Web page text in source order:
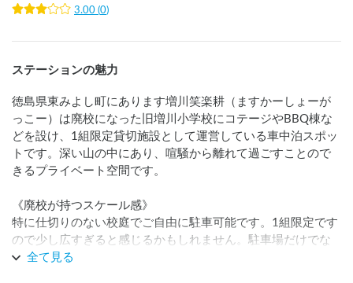
3.00 (0)
ステーションの魅力
徳島県東みよし町にあります増川笑楽耕（ますかーしょーが
っこー）は廃校になった旧増川小学校にコテージやBBQ棟な
どを設け、1組限定貸切施設として運営している車中泊スポッ
トです。深い山の中にあり、喧騒から離れて過ごすことので
きるプライベート空間です。
《廃校が持つスケール感》
特に仕切りのない校庭でご自由に駐車可能です。1組限定です
ので少し広すぎると感じるかもしれません。駐車場だけでな
く、その他付属施設（コテージを除く）をご自由にお使いい
全て見る